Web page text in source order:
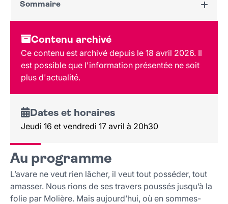
Sommaire
Dates et horaires
Au programme
Tarif et réservation
Contenu archivé
Ce contenu est archivé depuis le 18 avril 2026. Il
est possible que l'information présentée ne soit
plus d'actualité.
Dates et horaires
Jeudi 16 et vendredi 17 avril à 20h30
Au programme
L’avare ne veut rien lâcher, il veut tout posséder, tout
amasser. Nous rions de ses travers poussés jusqu’à la
folie par Molière. Mais aujourd’hui, où en sommes-